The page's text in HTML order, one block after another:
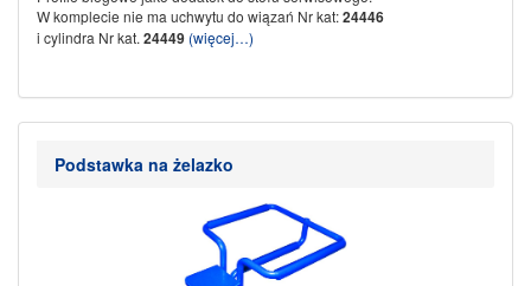
W komplecie nie ma uchwytu do wiązań Nr kat:24446
i cylindra Nr kat. 24449 (więcej…)
Podstawka na żelazko